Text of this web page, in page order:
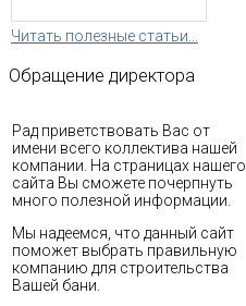
Читать полезные статьи...
Обращение директора
Рад приветствовать Вас от
имени всего коллектива нашей
компании. На страницах нашего
сайта Вы сможете почерпнуть
много полезной информации.
Мы надеемся, что данный сайт
поможет выбрать правильную
компанию для строительства
Вашей бани.